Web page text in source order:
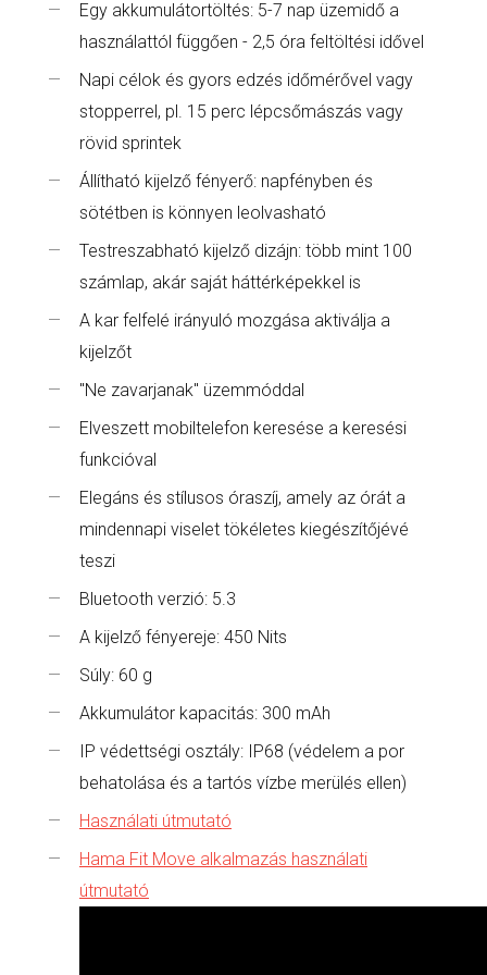
Egy akkumulátortöltés: 5-7 nap üzemidő a
használattól függően - 2,5 óra feltöltési idővel
Napi célok és gyors edzés időmérővel vagy
stopperrel, pl. 15 perc lépcsőmászás vagy
rövid sprintek
Állítható kijelző fényerő: napfényben és
sötétben is könnyen leolvasható
Testreszabható kijelző dizájn: több mint 100
számlap, akár saját háttérképekkel is
A kar felfelé irányuló mozgása aktiválja a
kijelzőt
"Ne zavarjanak" üzemmóddal
Elveszett mobiltelefon keresése a keresési
funkcióval
Elegáns és stílusos óraszíj, amely az órát a
mindennapi viselet tökéletes kiegészítőjévé
teszi
Bluetooth verzió: 5.3
A kijelző fényereje: 450 Nits
Súly: 60 g
Akkumulátor kapacitás: 300 mAh
IP védettségi osztály: IP68 (védelem a por
behatolása és a tartós vízbe merülés ellen)
Használati útmutató
Hama Fit Move alkalmazás használati
útmutató